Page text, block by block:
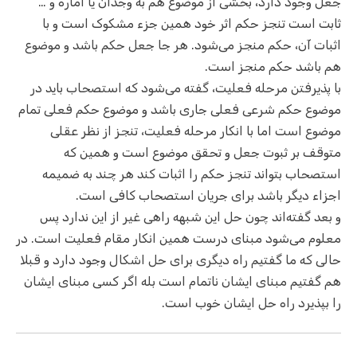
ثابت است تنجز حکم اثر خود همین جزء مشکوک است و با
اثبات آن، حکم منجز می‌شود. هر جا جعل حکم باشد و موضوع
هم باشد حکم منجز است.
با پذیرفتن مرحله فعلیت، گفته می‌شود که استصحاب باید در
موضوع حکم شرعی فعلی جاری باشد و موضوع حکم فعلی تمام
موضوع است اما با انکار مرحله فعلیت، تنجز از نظر عقلی
متوقف بر ثبوت جعل و تحقق موضوع است و همین که
استصحاب بتواند تنجز حکم را اثبات کند هر چند به ضمیمه
اجزاء دیگر باشد برای جریان استصحاب کافی است.
و بعد گفته‌اند چون حل این شبهه راهی غیر از این ندارد پس
معلوم می‌شود مبنای درست همین انکار مقام فعلیت است. در
حالی که ما گفتیم راه دیگری برای حل اشکال وجود دارد و قبلا
هم گفتیم مبنای ایشان ناتمام است بله اگر کسی مبنای ایشان
را بپذیرد راه حل ایشان خوب است.